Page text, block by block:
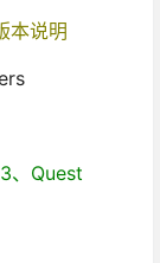
本说明
、Quest